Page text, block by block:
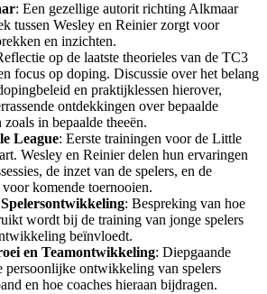
: Een gezellige autorit richting Alkmaar
tussen Wesley en Reinier zorgt voor
en inzichten.
op de laatste theorieles van de TC3
focus op doping. Discussie over het belang
en praktijklessen hierover,
ontdekkingen over bepaalde
in bepaalde theeën.
League: Eerste trainingen voor de Little
Wesley en Reinier delen hun ervaringen
de inzet van de spelers, en de
komende toernooien.
: Bespreking van hoe
wordt bij de training van jonge spelers
beïnvloedt.
en Teamontwikkeling: Diepgaande
persoonlijke ontwikkeling van spelers
en hoe coaches hieraan bijdragen.